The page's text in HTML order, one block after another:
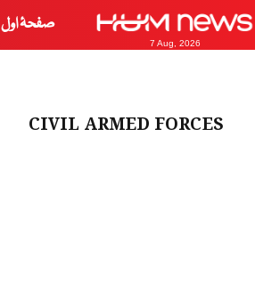
7 Aug, 2026
صفحۂ اول
CIVIL ARMED FORCES